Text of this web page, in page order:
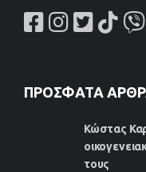
ΠΡΌΣΦΑΤΑ
Κώστας
τους